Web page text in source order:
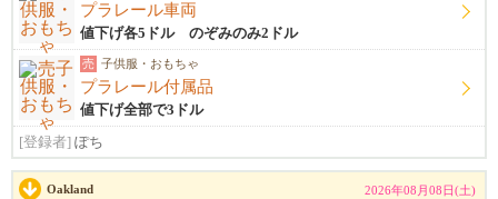
プラレール車両
値下げ各5ドル のぞみのみ2ドル
売 子供服・おもちゃ
プラレール付属品
値下げ全部で3ドル
[登録者] ぽち
Oakland 2026年08月08日(土)